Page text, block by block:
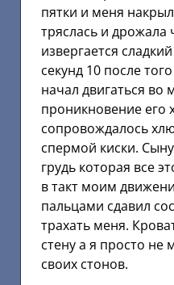
пятки и меня
тряслась и дрожала
извергается
секунд 10 после
начал двигаться во
проникновение его
сопровождалось
спермой киски.
грудь которая все
в такт моим
пальцами сдавил
трахать меня.
стену а я просто не
своих стонов.